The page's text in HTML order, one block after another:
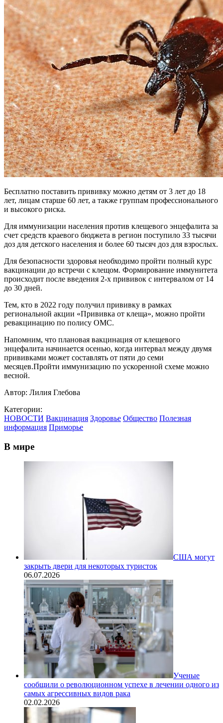
Бесплатно поставить прививку можно детям от 3 лет до 18
лет, лицам старше 60 лет, а также группам профессионального
и высокого риска.
Для иммунизации населения против клещевого энцефалита за
счет средств краевого бюджета в регион поступило 33 тысячи
доз для детского населения и более 60 тысяч доз для взрослых.
Для безопасности здоровья необходимо пройти полный курс
вакцинации до встречи с клещом. Формирование иммунитета
происходит после введения 2-х прививок с интервалом от 14
до 30 дней.
Тем, кто в 2022 году получил прививку в рамках
региональной акции «Прививка от клеща», можно пройти
ревакцинацию по полису ОМС.
Напомним, что плановая вакцинация от клещевого
энцефалита начинается осенью, когда интервал между двумя
прививками может составлять от пяти до семи
месяцев.Пройти иммунизацию по ускоренной схеме можно
весной.
Автор: Лилия Глебова
Категории:
НОВОСТИ Вакцинация Здоровье Общество Полезная
информация Приморье
В мире
США могут
закрыть двери для некоторых туристок
06.07.2026
Ученые
сообщили о революционном успехе в лечении одного из
самых агрессивных видов рака
02.02.2026